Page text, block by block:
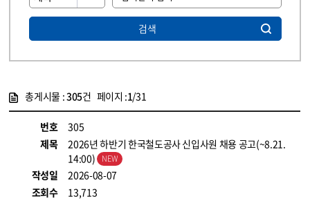
검색
총게시물 :305건 페이지 :1/31
번호
305
제목
2026년 하반기 한국철도공사 신입사원 채용 공고(~8.21.
14:00)
작성일
2026-08-07
조회수
13,713